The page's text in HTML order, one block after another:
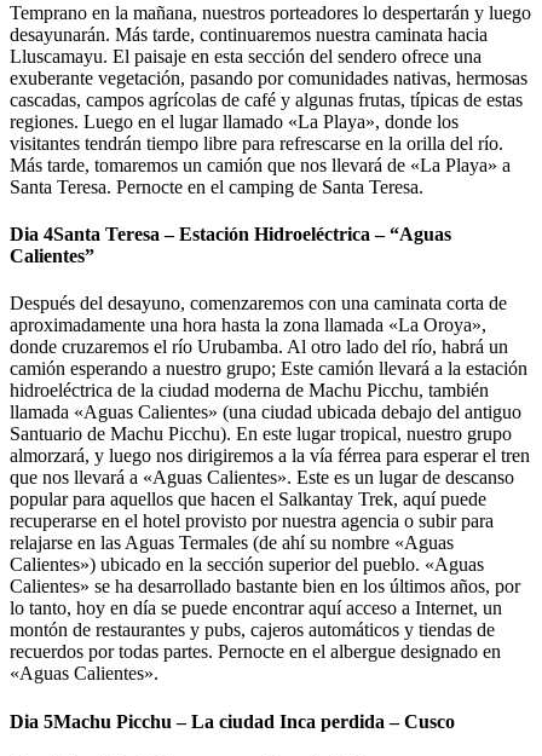
Temprano en la mañana, nuestros porteadores lo despertarán y luego
desayunarán. Más tarde, continuaremos nuestra caminata hacia
Lluscamayu. El paisaje en esta sección del sendero ofrece una
exuberante vegetación, pasando por comunidades nativas, hermosas
cascadas, campos agrícolas de café y algunas frutas, típicas de estas
regiones. Luego en el lugar llamado «La Playa», donde los
visitantes tendrán tiempo libre para refrescarse en la orilla del río.
Más tarde, tomaremos un camión que nos llevará de «La Playa» a
Santa Teresa. Pernocte en el camping de Santa Teresa.
Dia 4Santa Teresa – Estación Hidroeléctrica – “Aguas
Calientes”
Después del desayuno, comenzaremos con una caminata corta de
aproximadamente una hora hasta la zona llamada «La Oroya»,
donde cruzaremos el río Urubamba. Al otro lado del río, habrá un
camión esperando a nuestro grupo; Este camión llevará a la estación
hidroeléctrica de la ciudad moderna de Machu Picchu, también
llamada «Aguas Calientes» (una ciudad ubicada debajo del antiguo
Santuario de Machu Picchu). En este lugar tropical, nuestro grupo
almorzará, y luego nos dirigiremos a la vía férrea para esperar el tren
que nos llevará a «Aguas Calientes». Este es un lugar de descanso
popular para aquellos que hacen el Salkantay Trek, aquí puede
recuperarse en el hotel provisto por nuestra agencia o subir para
relajarse en las Aguas Termales (de ahí su nombre «Aguas
Calientes») ubicado en la sección superior del pueblo. «Aguas
Calientes» se ha desarrollado bastante bien en los últimos años, por
lo tanto, hoy en día se puede encontrar aquí acceso a Internet, un
montón de restaurantes y pubs, cajeros automáticos y tiendas de
recuerdos por todas partes. Pernocte en el albergue designado en
«Aguas Calientes».
Dia 5Machu Picchu – La ciudad Inca perdida – Cusco